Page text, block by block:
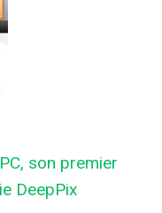
son premier
DeepPix